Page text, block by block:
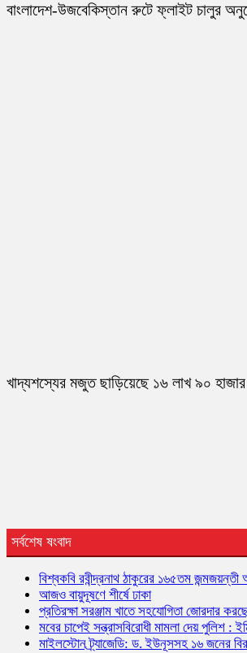
বাংলাদেশ-উজবেকিস্তান রুটে ফ্লাইট চালুর
খাদ্যশস্যের মজুত ছাড়িয়েছে ১৬ লাখ ৯০
সর্বশেষ ষংবাদ
বিশ্বকবি রবীন্দ্রনাথ ঠাকুরের ১৬৫তম
আজও বায়ুদূষণে শীর্ষে ঢাকা
প্রতিরক্ষা সরঞ্জাম খাতে সহযোগিতা জোরদার
মবের চাপেই সন্ত্রাসবিরোধী মামলা দেয় পুলিশ :
মাইলস্টোন ট্র্যাজেডি: ড. ইউনূসসহ ১৬ জনের